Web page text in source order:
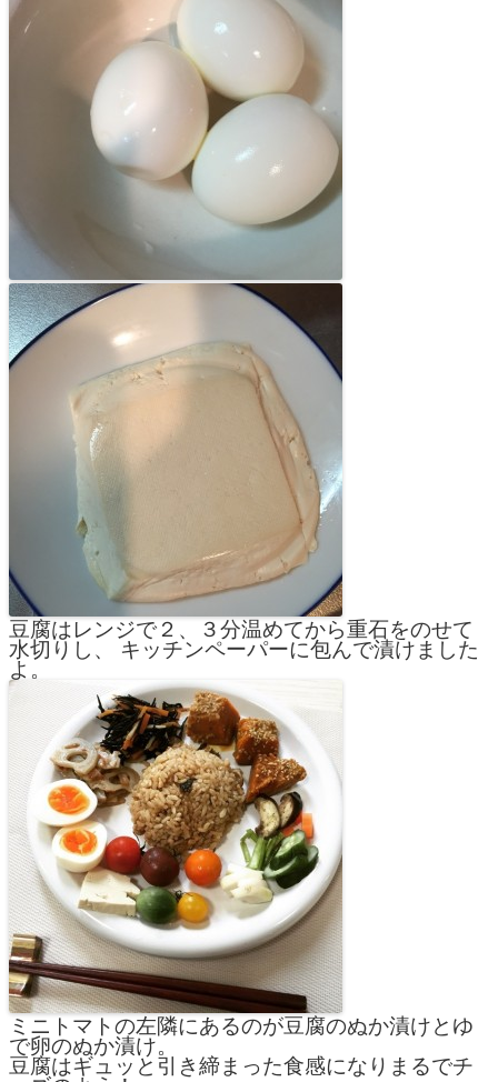
豆腐はレンジで２、３分温めてから重石をのせて
水切りし、 キッチンペーパーに包んで漬けました
よ。
ミニトマトの左隣にあるのが豆腐のぬか漬けとゆ
で卵のぬか漬け。
豆腐はギュッと引き締まった食感になりまるでチ